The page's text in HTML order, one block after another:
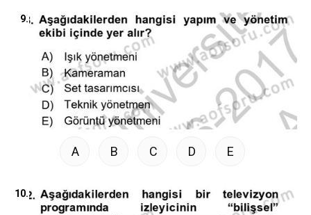
9.
A B C D E
10.